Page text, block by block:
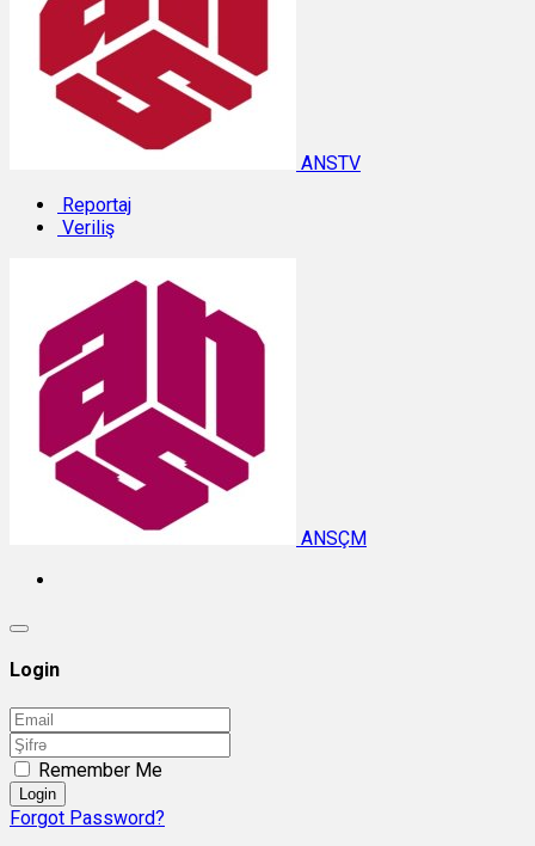
ANSTV
Reportaj
Veriliş
ANSÇM
Login
Remember Me
Login
Forgot Password?